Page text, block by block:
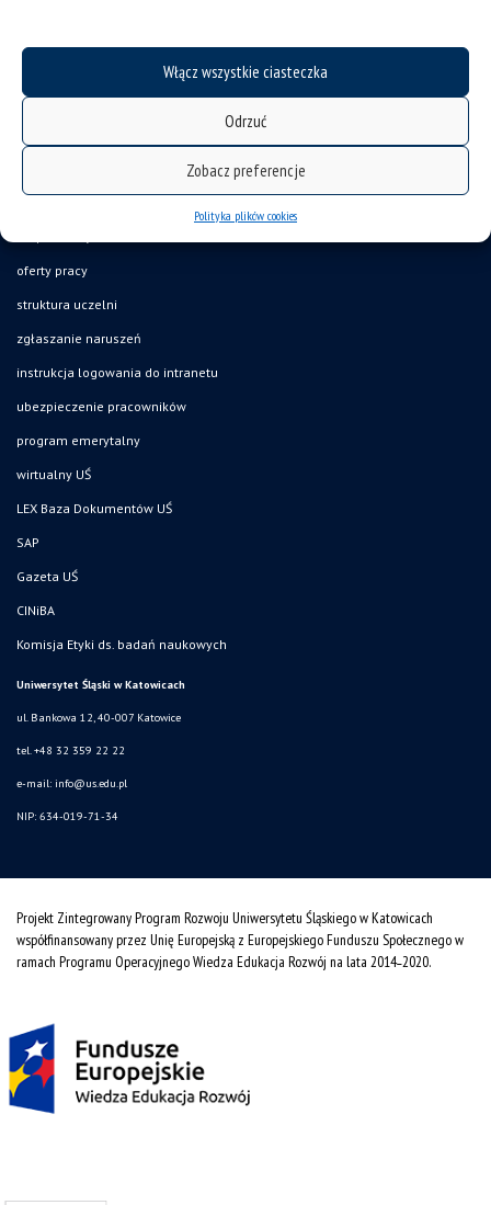
Włącz wszystkie ciasteczka
Odrzuć
Zobacz preferencje
Polityka plików cookies
oferty pracy
struktura uczelni
zgłaszanie naruszeń
instrukcja logowania do intranetu
ubezpieczenie pracowników
program emerytalny
wirtualny UŚ
LEX Baza Dokumentów UŚ
SAP
Gazeta UŚ
CINiBA
Komisja Etyki ds. badań naukowych
Uniwersytet Śląski w Katowicach
ul. Bankowa 12, 40-007 Katowice
tel. +48 32 359 22 22
e-mail: info@us.edu.pl
NIP: 634-019-71-34
Projekt Zintegrowany Program Rozwoju Uniwersytetu Śląskiego w Katowicach
współfinansowany przez Unię Europejską z Europejskiego Funduszu Społecznego w
ramach Programu Operacyjnego Wiedza Edukacja Rozwój na lata 2014˗2020.